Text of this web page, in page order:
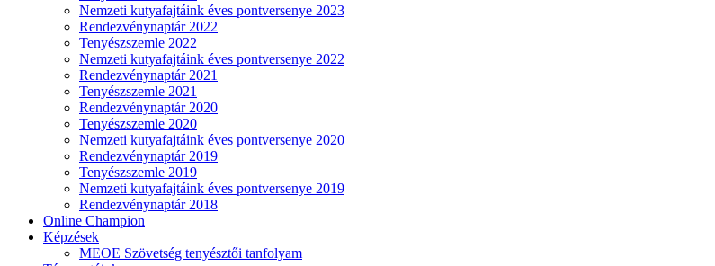
Nemzeti kutyafajtáink éves pontversenye 2023
Rendezvénynaptár 2022
Tenyészszemle 2022
Nemzeti kutyafajtáink éves pontversenye 2022
Rendezvénynaptár 2021
Tenyészszemle 2021
Rendezvénynaptár 2020
Tenyészszemle 2020
Nemzeti kutyafajtáink éves pontversenye 2020
Rendezvénynaptár 2019
Tenyészszemle 2019
Nemzeti kutyafajtáink éves pontversenye 2019
Rendezvénynaptár 2018
Online Champion
Képzések
MEOE Szövetség tenyésztői tanfolyam